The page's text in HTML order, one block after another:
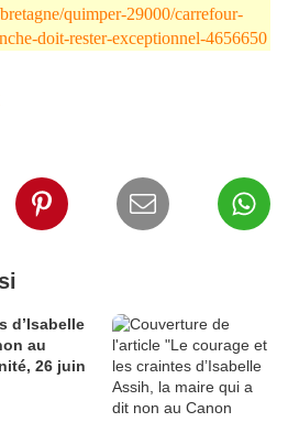
quimper-29000/carrefour-
doit-rester-exceptionnel-4656650
d’Isabelle
au